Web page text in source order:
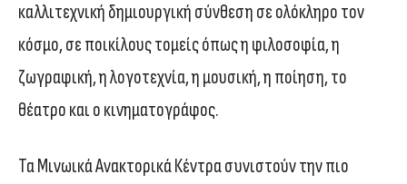
καλλιτεχνική δημιουργική σύνθεση σε ολόκληρο τον
κόσμο, σε ποικίλους τομείς όπως η φιλοσοφία, η
ζωγραφική, η λογοτεχνία, η μουσική, η ποίηση, το
θέατρο και ο κινηματογράφος.
Τα Μινωικά Ανακτορικά Κέντρα συνιστούν την πιο